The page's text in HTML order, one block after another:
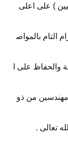
) على اعلى
التام بالمواص
والحفاظ على ا
1997 على ايدى مهندسين من ذو
تعالى .